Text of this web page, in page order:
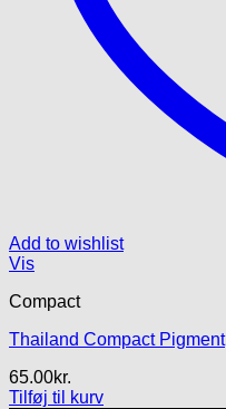
Add to wishlist
Vis
Compact
Thailand Compact Pigment
65.00kr.
Tilføj til kurv